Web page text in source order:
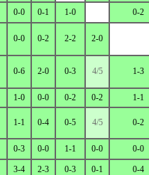
0-0 0-1 1-0 0-2
0-0 0-2 2-2 2-0
0-6 2-0 0-3 4/5 1-3
1-0 0-0 0-2 0-2 1-1
1-1 0-4 0-5 4/5 0-2
0-3 0-0 1-1 0-0 0-0
3-4 2-3 0-3 0-1 0-4